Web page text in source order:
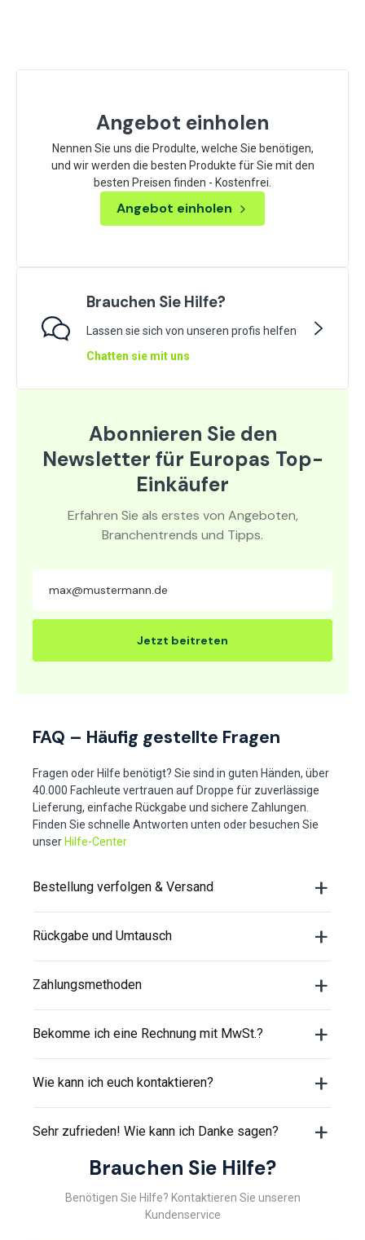
Angebot einholen
Nennen Sie uns die Produlte, welche Sie benötigen,
und wir werden die besten Produkte für Sie mit den
besten Preisen finden - Kostenfrei.
Angebot einholen
Brauchen Sie Hilfe?
Lassen sie sich von unseren profis helfen
Chatten sie mit uns
Abonnieren Sie den
Newsletter für Europas Top-
Einkäufer
Erfahren Sie als erstes von Angeboten,
Branchentrends und Tipps.
Jetzt beitreten
FAQ – Häufig gestellte Fragen
Fragen oder Hilfe benötigt? Sie sind in guten Händen, über
40.000 Fachleute vertrauen auf Droppe für zuverlässige
Lieferung, einfache Rückgabe und sichere Zahlungen.
Finden Sie schnelle Antworten unten oder besuchen Sie
unser Hilfe-Center
Bestellung verfolgen & Versand
Rückgabe und Umtausch
Zahlungsmethoden
Bekomme ich eine Rechnung mit MwSt.?
Wie kann ich euch kontaktieren?
Sehr zufrieden! Wie kann ich Danke sagen?
Brauchen Sie Hilfe?
Benötigen Sie Hilfe? Kontaktieren Sie unseren
Kundenservice